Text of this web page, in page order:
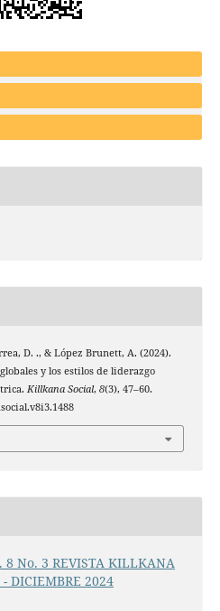
D. ., & López Brunett, A. (2024).
y los estilos de liderazgo
Killkana Social, 8(3), 47–60.
8 No. 3 REVISTA KILLKANA
- DICIEMBRE 2024